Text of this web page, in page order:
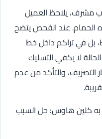
مشرف، يلاحظ العميل
الحمام. عند الفحص يتضح
بل في تراكم داخل خط
لا يكفي التسليك
التصريف، والتأكد من عدم
به كلين هاوس: حل السبب